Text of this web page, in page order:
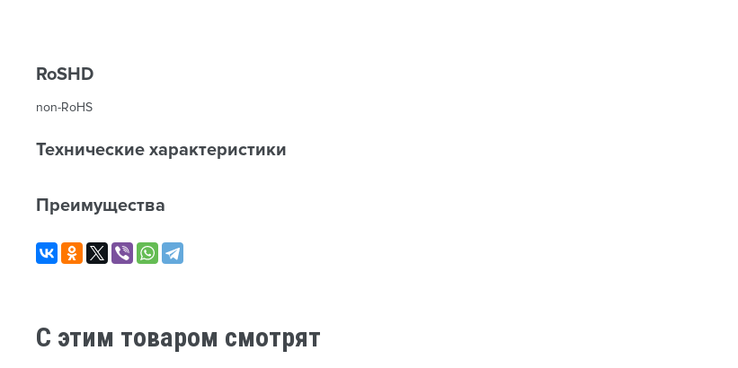
RoSHD
non-RoHS
Технические характеристики
Преимущества
C этим товаром смотрят